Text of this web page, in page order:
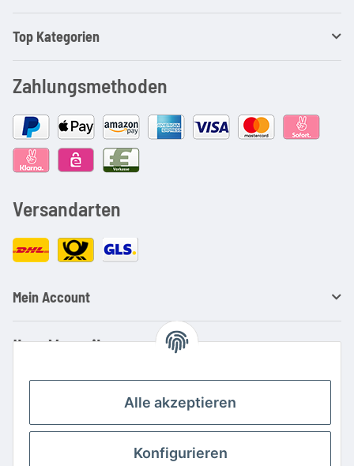
Top Kategorien
Zahlungsmethoden
Versandarten
Mein Account
Ihre Vorteile
Kauf auf Rechnung
Große Auswahl an Netzteilen und Ladegeräten
Alle akzeptieren
Konfigurieren